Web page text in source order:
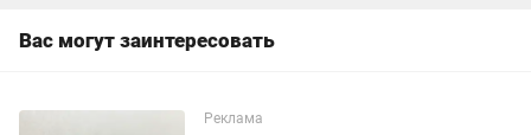
Вас могут заинтересовать
Реклама